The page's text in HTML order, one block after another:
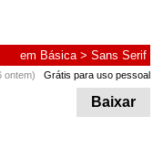
em Básica> Sans Serif
ontem) Grátis para uso pessoal
Baixar